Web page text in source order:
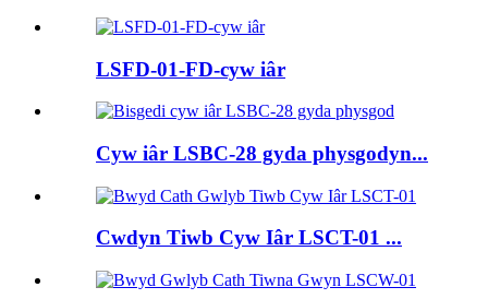
LSFD-01-FD-cyw iâr
Cyw iâr LSBC-28 gyda physgodyn...
Cwdyn Tiwb Cyw Iâr LSCT-01 ...